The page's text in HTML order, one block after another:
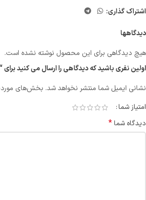
اشتراک گذاری:
دیدگاهها
هیچ دیدگاهی برای این محصول نوشته نشده است.
اولین نفری باشید که دیدگاهی را ارسال می کنید
نشانی ایمیل شما منتشر نخواهد شد. بخش‌های
امتیاز شما
دیدگاه شما*